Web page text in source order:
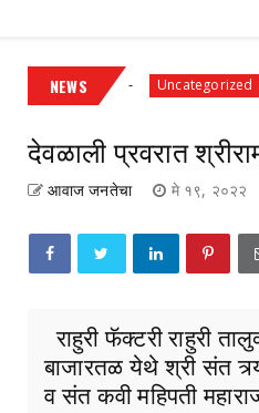
NEWS
प्रथम श्रेणी Uncategorized
देवळाली प्रवरात
आवाज जनतेचा मे १९, २०२२
राहुरी फॅक्टरी राहुरी
बाजारतळ येथे श्री संत
व संत कवी महिपती